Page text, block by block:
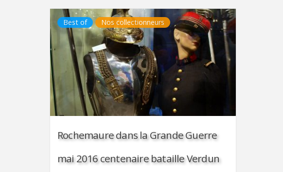
Best of Nos collectionneurs
Rochemaure dans la Grande Guerre
mai 2016 centenaire bataille Verdun